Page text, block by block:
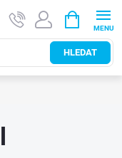
HLEDAT
NÁKUPNÍ
KOŠÍK